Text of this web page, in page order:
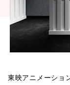
東映アニメーショ